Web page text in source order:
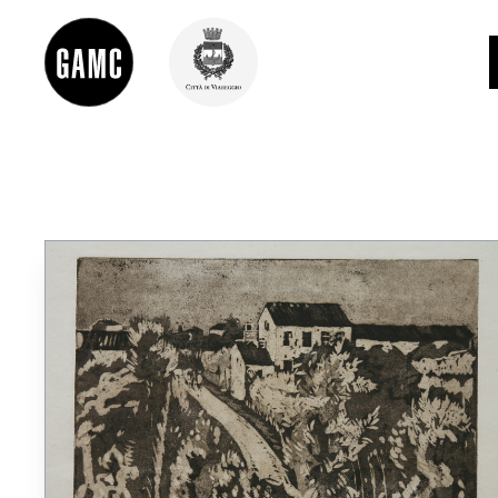
DIDATTICA
SHOP
LE COLLEZIONI
GLI AUTORI
LORENZO VIANI
MOSTRE
EVENTI
PALAZZO DELLE MUSE